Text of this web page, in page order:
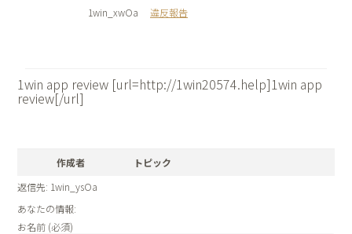
1win_xwOa 違反報告
1win app review [url=http://1win20574.help]1win app
review[/url]
作成者
トピック
返信先: 1win_ysOa
あなたの情報:
お名前 (必須)